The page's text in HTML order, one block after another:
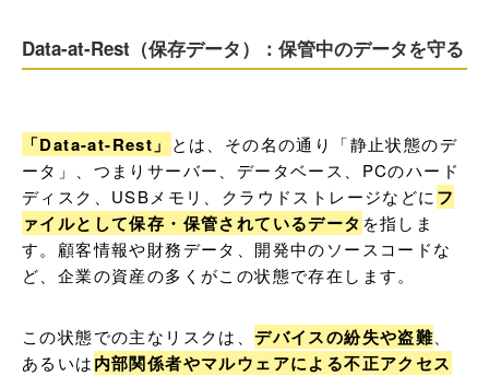
Data-at-Rest（保存データ）：保管中のデータを守る
「Data-at-Rest」 とは、その名の通り「静止状態のデ
ータ」、つまりサーバー、データベース、PCのハード
ディスク、USBメモリ、クラウドストレージなどに フ
ァイルとして保存・保管されているデータ を指しま
す。顧客情報や財務データ、開発中のソースコードな
ど、企業の資産の多くがこの状態で存在します。
この状態での主なリスクは、デバイスの紛失や盗難
あるいは内部関係者やマルウェアによる不正アクセス